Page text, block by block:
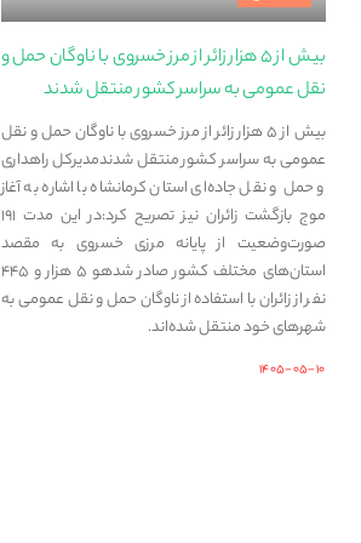
بیش از ۵ هزار زائر از مرز خسروی با ناوگان حمل‌ و
نقل عمومی به سراسر کشور منتقل شدند
بیش از ۵ هزار زائر از مرز خسروی با ناوگان حمل‌ و نقل
عمومی به سراسر کشور منتقل شدندمدیرکل راهداری
و حمل‌ و نقل جاده‌ای استان کرمانشاه با اشاره به آغاز
موج بازگشت زائران نیز تصریح کرد:در این مدت ۱۹۱
صورت‌وضعیت از پایانه مرزی خسروی به مقصد
استان‌های مختلف کشور صادر شدهو ۵ هزار و ۴۴۵
نفر از زائران با استفاده از ناوگان حمل‌ و نقل عمومی به
شهرهای خود منتقل شده‌اند.
۱۴۰۵-۰۵-۱۰